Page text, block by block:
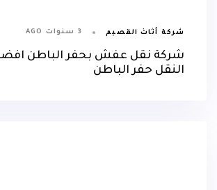
شركة أثاث القصيم 3 سنوات AGO
شركة نقل عفش بحفر الباطن
النقل حفر الباطن